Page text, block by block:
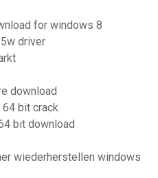
for windows 8
driver
download
bit crack
bit download
wiederherstellen windows